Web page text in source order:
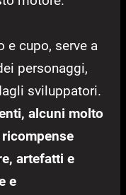
e cupo, serve a
personaggi,
sviluppatori.
alcuni molto
artefatti e
e